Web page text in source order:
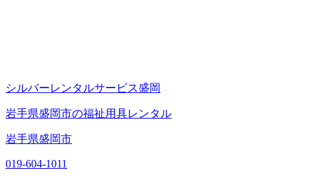
シルバーレンタルサービス盛岡
岩手県盛岡市の福祉用具レンタル
岩手県盛岡市
019-604-1011